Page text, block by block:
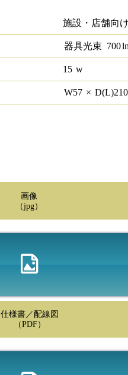
施設・店舗向
器具光束 700
15 w
W57 × D(L)
画像
（jpg）
仕様書／配線図
（PDF）